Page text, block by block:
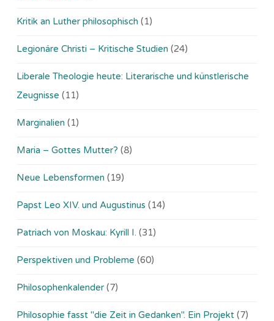
Kritik an Luther philosophisch (1)
Legionäre Christi – Kritische Studien (24)
Liberale Theologie heute: Literarische und künstlerische
Zeugnisse (11)
Marginalien (1)
Maria – Gottes Mutter? (8)
Neue Lebensformen (19)
Papst Leo XIV. und Augustinus (14)
Patriach von Moskau: Kyrill I. (31)
Perspektiven und Probleme (60)
Philosophenkalender (7)
Philosophie fasst "die Zeit in Gedanken". Ein Projekt (7)